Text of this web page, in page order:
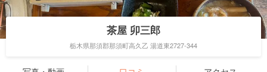
茶屋 卯三郎
栃木県那須郡那須町高久乙 湯道東2727-344